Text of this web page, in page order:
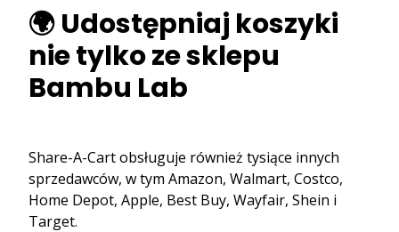
🌍 Udostępniaj koszyki
nie tylko ze sklepu
Bambu Lab
Share-A-Cart obsługuje również tysiące innych
sprzedawców, w tym Amazon, Walmart, Costco,
Home Depot, Apple, Best Buy, Wayfair, Shein i
Target.